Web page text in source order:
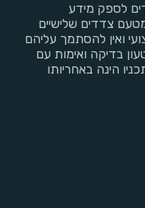
לספק מידע
צדדים שלישיים
ואין להסתמך עליהם
בדיקה ואימות עם
הינה באחריותו